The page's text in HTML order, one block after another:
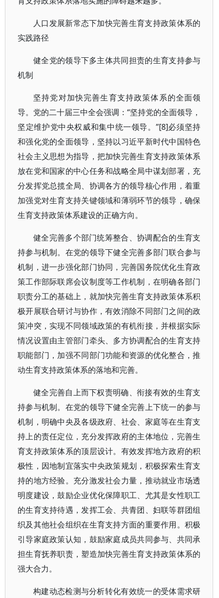
人口发展新常态下加快完善生育支持政策体系的
实践路径
健全党的领导下多主体共同担责的生育支持参与
机制
坚持党对加快完善生育支持政策体系的全面领
导。党的二十届三中全会强调：“坚持党的全面领导，
坚定维护党中央权威和集中统一领导。”[8]必须坚持
和强化党的全面领导，坚持以习近平新时代中国特色
社会主义思想为指导，把加快完善生育支持政策体系
放在党和国家的中心任务和战略全局中谋划部署，充
分发挥党总揽全局、协调各方的领导核心作用，着重
加强党对生育支持关键领域和薄弱环节的领导，确保
生育支持政策体系建设的正确方向。
健全完善多个部门统筹整合、协调配合的生育支
持参与机制。在党的领导下健全完善多部门联合参与
机制，进一步强化部门协同，完善国务院优化生育政
策工作部际联席会议制度等工作机制，在明确各部门
职责分工的基础上，就加快完善生育支持政策体系积
极开展联合研讨与协作，有效消除不同部门之间的政
策冲突，实现不同领域政策的有机衔接，并根据实际
情况设置由主管部门牵头、多方协调配合的生育支持
职能部门，加强不同部门功能和资源的优化整合，推
动生育支持政策体系的落地和完善。
健全完善自上而下权责明确、衔接有效的生育支
持参与机制。在党的领导下健全完善上下统一的参与
机制，明确中央及各级政府、社会、家庭等在生育支
持上的责任定位，充分发挥政府的主体地位，完善生
育支持政策体系的顶层设计。有效发挥地方政府的积
极性，因地制宜落实中央政策规划，积极探索生育支
持的地方经验。充分激发社会力量，推动就业市场透
明度建设，鼓励企业优化保障职工、尤其是女性职工
的生育支持待遇，发挥工会、共青团、妇联等群团组
织及其他社会组织在生育支持方面的重要作用。积极
引导家庭政策认知，鼓励家庭成员共同参与、共同承
担生育抚养职责，塑造加快完善生育支持政策体系的
强大合力。
构建动态检测与分析转化有效统一的受体需求研